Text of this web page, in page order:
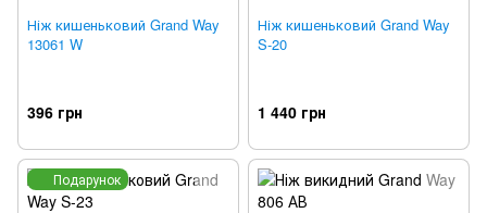
Ніж кишеньковий Grand Way
13061 W
396 грн
Ніж кишеньковий Grand Way
S-20
1 440 грн
Подарунок